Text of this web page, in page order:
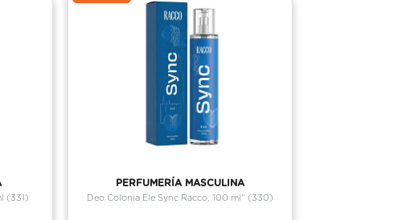
(331)
PERFUMERÍA MASCULINA
Deo Colonia Ele Sync Racco, 100 ml" (330)